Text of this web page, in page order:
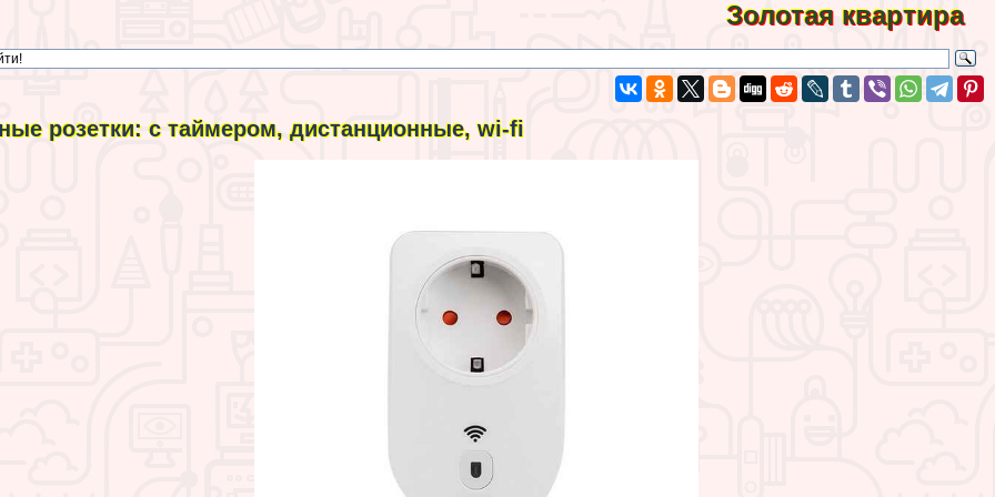
Золотая квартира
розетки: c таймером, дистанционные, wi-fi